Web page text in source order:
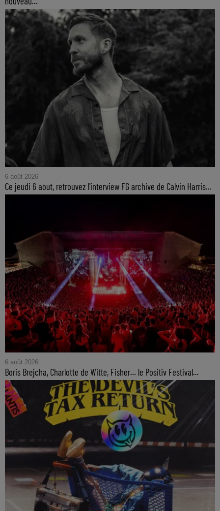
6 août 2026
Ce jeudi 6 aout, retrouvez l'interview FG archive de Calvin Harris...
6 août 2026
Boris Brejcha, Charlotte de Witte, Fisher… le Positiv Festival...